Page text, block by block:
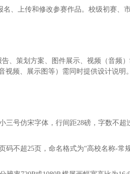
、上传和修改参赛作品。校级初赛、
、策划方案、图件展示、视频（音频
频、展示图等）需同时提供设计说明。
三号仿宋字体，行间距28磅，字数不
码不超25页，命名格式为“高校名称-常